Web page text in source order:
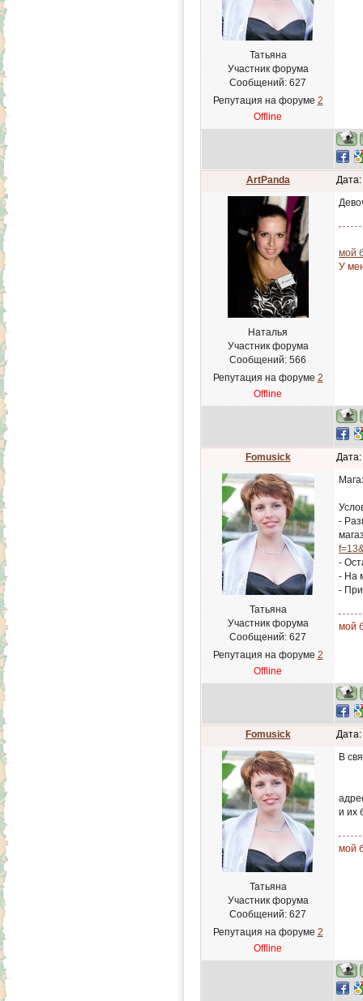
Татьяна
Участник форума
Сообщений: 627
Репутация на форуме 2
Offline
ArtPanda
Наталья
Участник форума
Сообщений: 566
Репутация на форуме 2
Offline
мой
У
Fomusick
Татьяна
Участник форума
Сообщений: 627
Репутация на форуме 2
Offline
-
-
- На
-
мой
Fomusick
Татьяна
Участник форума
Сообщений: 627
Репутация на форуме 2
Offline
В
и их
мой